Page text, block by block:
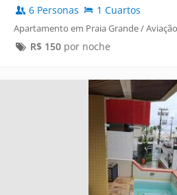
6 Personas 1 Cuartos
Apartamento em Praia Grande / Aviação
R$ 150por noche